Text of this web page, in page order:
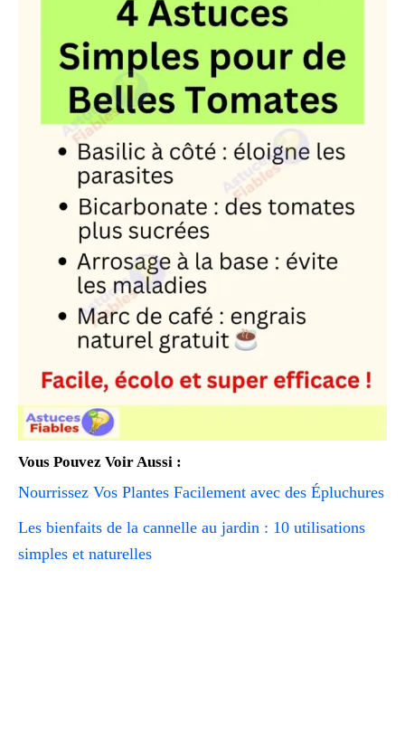
Vous Pouvez Voir Aussi :
Nourrissez Vos Plantes Facilement avec des Épluchures
Les bienfaits de la cannelle au jardin : 10 utilisations
simples et naturelles